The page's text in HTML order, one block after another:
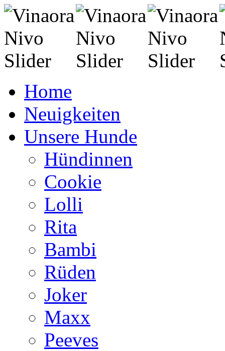
Home
Neuigkeiten
Unsere Hunde
Hündinnen
Cookie
Lolli
Rita
Bambi
Rüden
Joker
Maxx
Peeves